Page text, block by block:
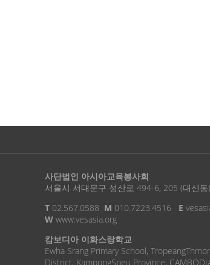
사단법인 아시아교육봉사회
서울시 서대문구 성산로 494-6, 205 (대신동
T02.567.0588 M 010.7223.4516 E
Wwww.vesasia.org
캄보디아 이화스랑학교
Ewha Srang Primary School,
District, KampongSpeu Province,